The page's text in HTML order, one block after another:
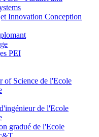
Innovation Conception
PEI
of Science de l'Ecole
de l'Ecole
gradué de l'Ecole